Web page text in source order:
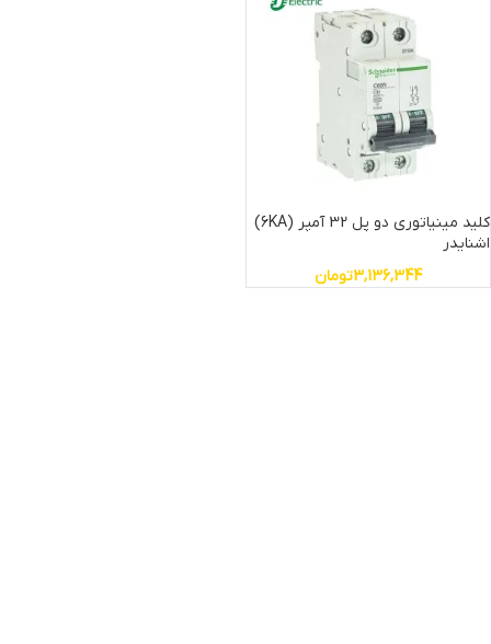
کلید مینیاتوری دو پل 32 آمپر (6KA)
اشنایدر
3,136,344تومان